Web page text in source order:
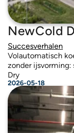
NewCold
Succesverhalen
Volautomatisch
zonder
Dry
2026-05-18